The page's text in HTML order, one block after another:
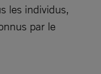
les individus,
par le